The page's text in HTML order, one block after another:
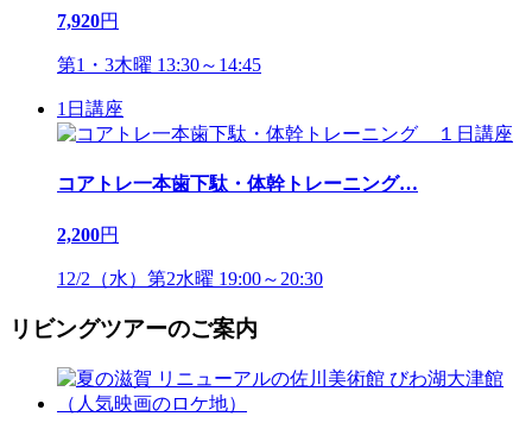
7,920円
第1・3木曜 13:30～14:45
1日講座
コアトレ一本歯下駄・体幹トレーニング…
2,200円
12/2（水）第2水曜 19:00～20:30
リビングツアーのご案内